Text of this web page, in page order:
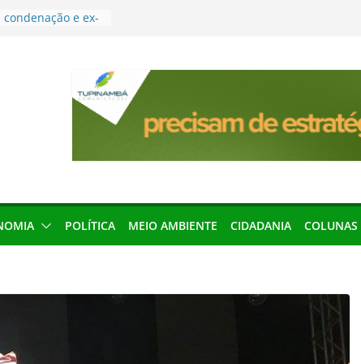
e ex-
podem barrar
de 2026 no
Amazônia
em São
discurso de
defesa do
públicaPOLÍTICA MEIO AMBIENTE CIDADANIA COLUNAS